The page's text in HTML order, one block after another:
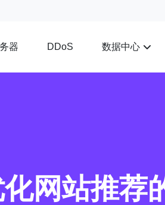
器 DDoS 数据中心
网站推荐